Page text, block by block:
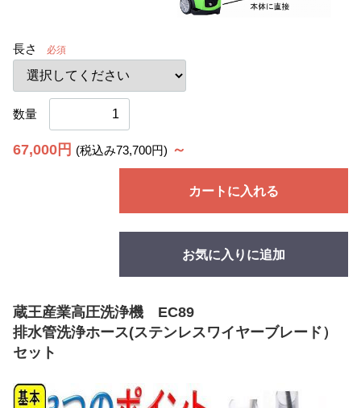
長さ 必須
数量
67,000円 (税込み73,700円) ～
カートに入れる
お気に入りに追加
蔵王産業高圧洗浄機 EC89
排水管洗浄ホース(ステンレスワイヤーブレード）
セット